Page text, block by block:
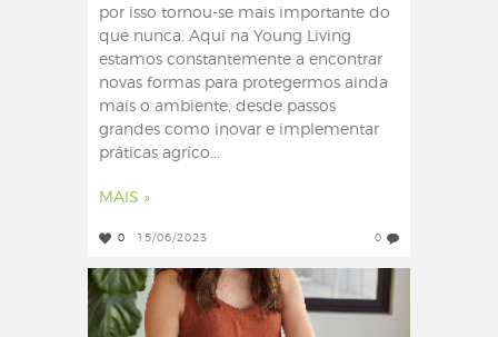
por isso tornou-se mais importante do
que nunca. Aqui na Young Living
estamos constantemente a encontrar
novas formas para protegermos ainda
mais o ambiente, desde passos
grandes como inovar e implementar
práticas agríco...
MAIS »
0 15/06/2023 0